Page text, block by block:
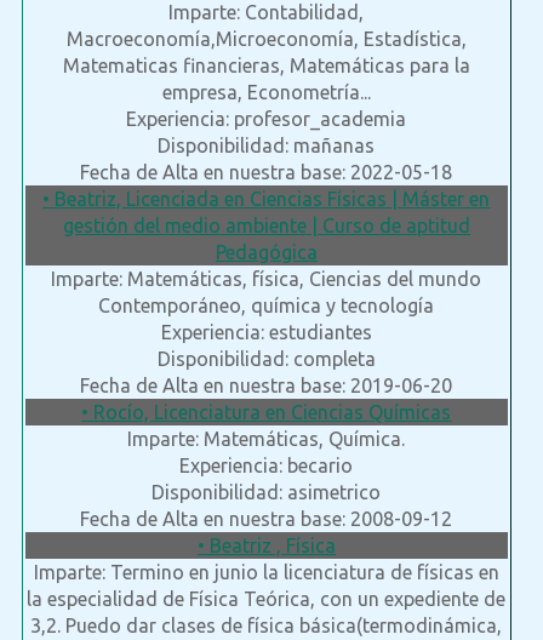
Imparte: Contabilidad,
Macroeconomía,Microeconomía, Estadística,
Matematicas financieras, Matemáticas para la
empresa, Econometría...
Experiencia: profesor_academia
Disponibilidad: mañanas
Fecha de Alta en nuestra base: 2022-05-18
• Beatriz, Licenciada en Ciencias Físicas | Máster en
gestión del medio ambiente | Curso de aptitud
Pedagógica
Imparte: Matemáticas, física, Ciencias del mundo
Contemporáneo, química y tecnología
Experiencia: estudiantes
Disponibilidad: completa
Fecha de Alta en nuestra base: 2019-06-20
• Rocío, Licenciatura en Ciencias Químicas
Imparte: Matemáticas, Química.
Experiencia: becario
Disponibilidad: asimetrico
Fecha de Alta en nuestra base: 2008-09-12
• Beatriz , Física
Imparte: Termino en junio la licenciatura de físicas en
la especialidad de Física Teórica, con un expediente de
3,2. Puedo dar clases de física básica(termodinámica,